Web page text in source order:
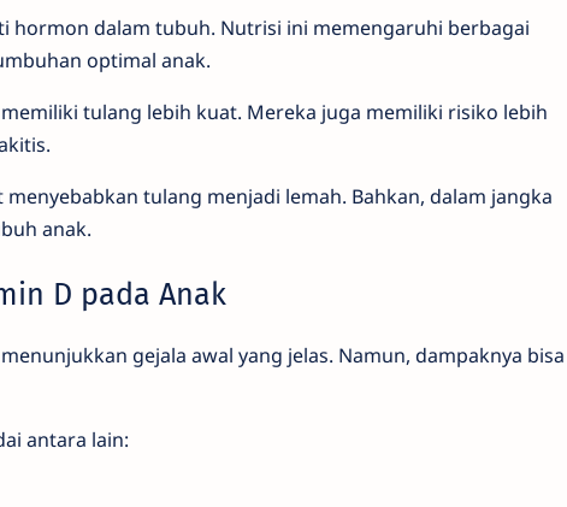
hormon dalam tubuh. Nutrisi ini memengaruhi berbagai
optimal anak.
tulang lebih kuat. Mereka juga memiliki risiko lebih
tulang menjadi lemah. Bahkan, dalam jangka
anak.
D pada Anak
gejala awal yang jelas. Namun, dampaknya bisa
antara lain: